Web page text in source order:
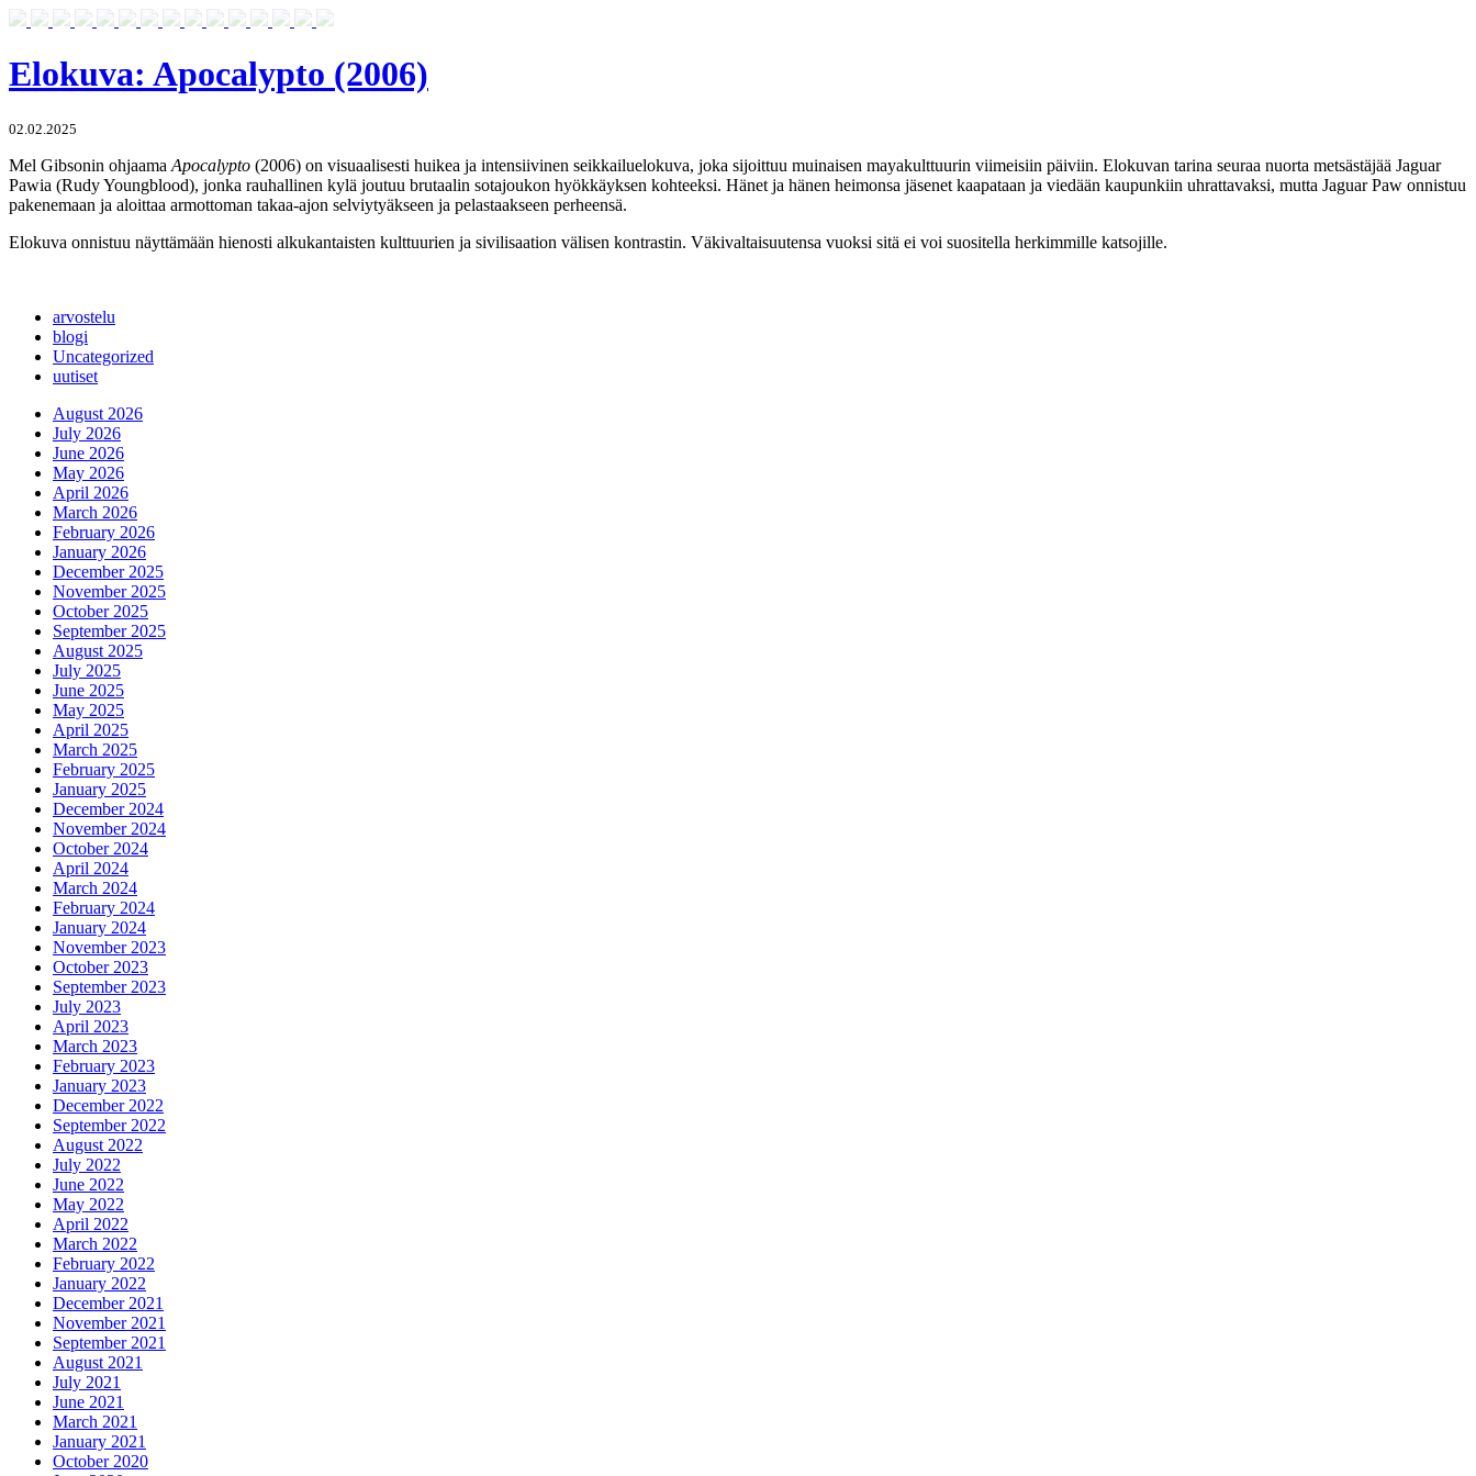
Elokuva: Apocalypto (2006)
02.02.2025
Mel Gibsonin ohjaama Apocalypto (2006) on visuaalisesti huikea ja intensiivinen seikkailuelokuva, joka sijoittuu muinaisen mayakulttuurin viimeisiin päiviin. Elokuvan tarina seuraa nuorta metsästäjää Jaguar
Pawia (Rudy Youngblood), jonka rauhallinen kylä joutuu brutaalin sotajoukon hyökkäyksen kohteeksi. Hänet ja hänen heimonsa jäsenet kaapataan ja viedään kaupunkiin uhrattavaksi, mutta Jaguar Paw onnistuu
pakenemaan ja aloittaa armottoman takaa-ajon selviytyäkseen ja pelastaakseen perheensä.
Elokuva onnistuu näyttämään hienosti alkukantaisten kulttuurien ja sivilisaation välisen kontrastin. Väkivaltaisuutensa vuoksi sitä ei voi suositella herkimmille katsojille.
arvostelu
blogi
Uncategorized
uutiset
August 2026
July 2026
June 2026
May 2026
April 2026
March 2026
February 2026
January 2026
December 2025
November 2025
October 2025
September 2025
August 2025
July 2025
June 2025
May 2025
April 2025
March 2025
February 2025
January 2025
December 2024
November 2024
October 2024
April 2024
March 2024
February 2024
January 2024
November 2023
October 2023
September 2023
July 2023
April 2023
March 2023
February 2023
January 2023
December 2022
September 2022
August 2022
July 2022
June 2022
May 2022
April 2022
March 2022
February 2022
January 2022
December 2021
November 2021
September 2021
August 2021
July 2021
June 2021
March 2021
January 2021
October 2020